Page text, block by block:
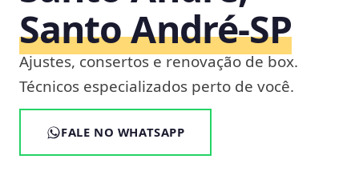
Santo André‑SP
Ajustes, consertos e renovação de box.
Técnicos especializados perto de você.
FALE NO WHATSAPP